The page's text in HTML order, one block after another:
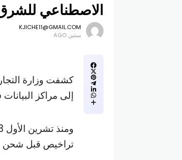
الاصطناعي
KJICHE11@GMAIL.COM
سنتين AGO
كشفت وزارة
إلى مراكز
تراخيص قبل شحن